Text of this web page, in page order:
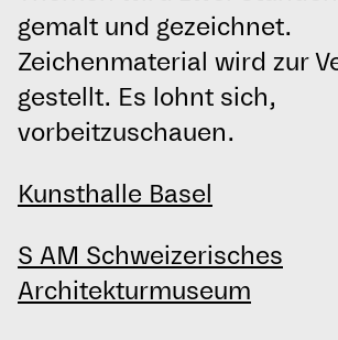
gemalt und gezeichnet.
Zeichenmaterial wird zur
gestellt. Es lohnt sich,
vorbeitzuschauen.
Kunsthalle Basel
S AM Schweizerisches
Architekturmuseum